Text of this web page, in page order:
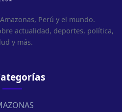
Perú y el mundo.
actualidad, deportes, política,
y más.